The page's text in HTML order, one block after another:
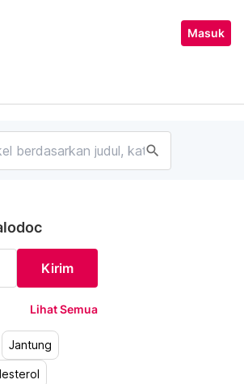
Masuk
search
Kirim
Lihat Semua
Jantung